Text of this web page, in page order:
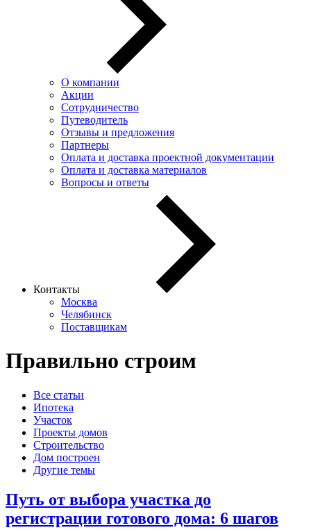
О компании
Акции
Сотрудничество
Путеводитель
Отзывы и предложения
Партнеры
Оплата и доставка проектной документации
Оплата и доставка материалов
Вопросы и ответы
Контакты
Москва
Челябинск
Поставщикам
Правильно строим
Все статьи
Ипотека
Участок
Проекты домов
Строительство
Дом построен
Другие темы
Путь от выбора участка до
регистрации готового дома: 6 шагов